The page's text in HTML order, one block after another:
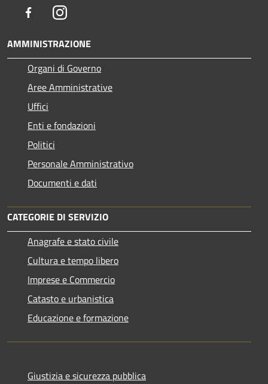
FacebookInstagram
AMMINISTRAZIONE
Organi di Governo
Aree Amministrative
Uffici
Enti e fondazioni
Politici
Personale Amministrativo
Documenti e dati
CATEGORIE DI SERVIZIO
Anagrafe e stato civile
Cultura e tempo libero
Imprese e Commercio
Catasto e urbanistica
Educazione e formazione
Giustizia e sicurezza pubblica